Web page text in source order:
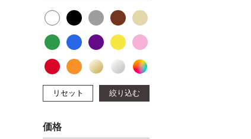
リセット 絞り込む
価格